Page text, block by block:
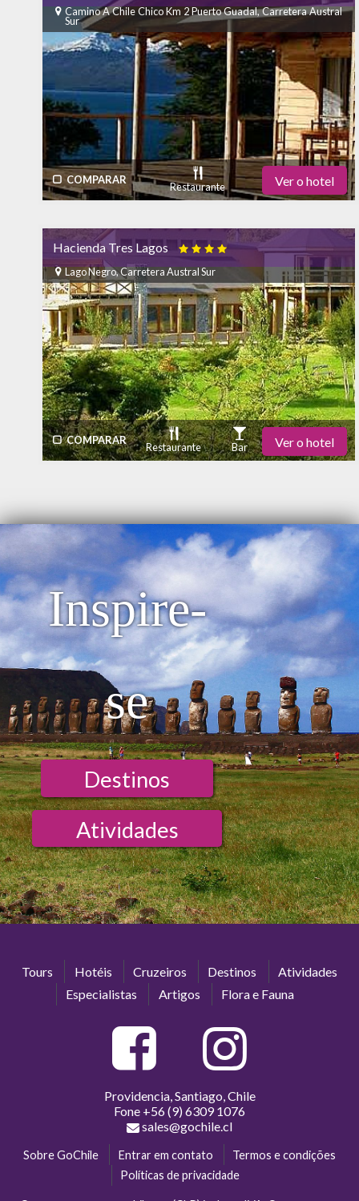
Piscina Ar Condicionado SPA
Internet - Habitación Internet - Wi-Fi
Camino A Chile Chico Km 2 Puerto Guadal, Carretera Austral
Sur
COMPARAR
Restaurante
Estacionamento Academia de Ginástica
Bar Piscina Ar Condicionado SPA
Internet - Habitación Internet - Wi-Fi
Ver o hotel
Hacienda Tres Lagos 
Lago Negro, Carretera Austral Sur
COMPARAR
Restaurante Bar
Piscina Ar Condicionado
Internet - Habitación
Ver o hotel
Inspire-
se
Destinos
Atividades
Tours Hotéis Cruzeiros Destinos
Atividades
Especialistas
Artigos Flora e Fauna
Providencia, Santiago, Chile
Fone +56 (9) 6309 1076
sales@gochile.cl
Sobre GoChile Entrar em contato
Termos e condições
Políticas de privacidade